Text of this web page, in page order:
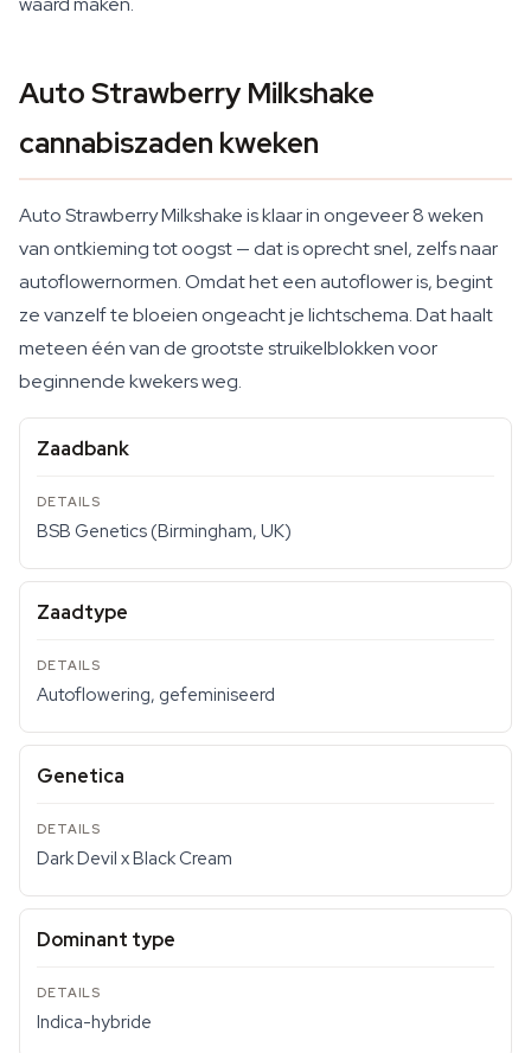
Auto Strawberry Milkshake
cannabiszaden kweken
Auto Strawberry Milkshake is klaar in ongeveer 8 weken
van ontkieming tot oogst — dat is oprecht snel, zelfs naar
autoflowernormen. Omdat het een autoflower is, begint
ze vanzelf te bloeien ongeacht je lichtschema. Dat haalt
meteen één van de grootste struikelblokken voor
beginnende kwekers weg.
Zaadbank
BSB Genetics (Birmingham, UK)
Zaadtype
Autoflowering, gefeminiseerd
Genetica
Dark Devil x Black Cream
Dominant type
Indica-hybride